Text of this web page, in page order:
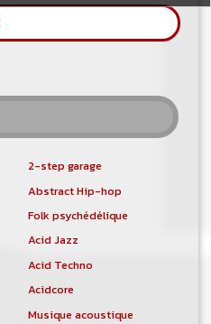
2-step garage
Abstract Hip-hop
Folk psychédélique
Acid Jazz
Acid Techno
Acidcore
Musique acoustique